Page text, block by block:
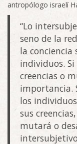
antropólogo israelí
“Lo
seno de la
la conciencia
individuos.
creencias o
importancia.
los
sus
mutará o